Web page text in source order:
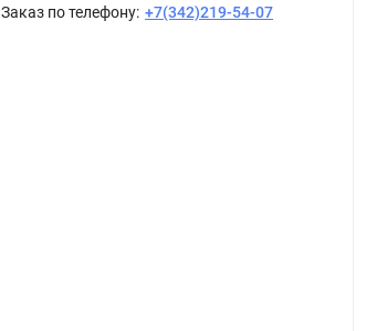
Заказ по телефону: +7(342)219-54-07